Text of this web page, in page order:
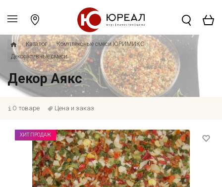
Каталог
Комплексные смеси ЮРИМИКС
Декоративные смеси
Декор Аякс
О товаре Цена и заказ
ХИТ ПРОДАЖ